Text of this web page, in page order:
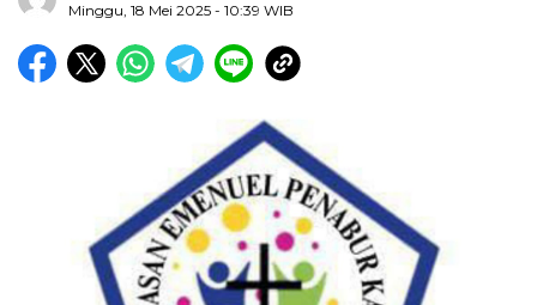
Minggu, 18 Mei 2025 - 10:39 WIB